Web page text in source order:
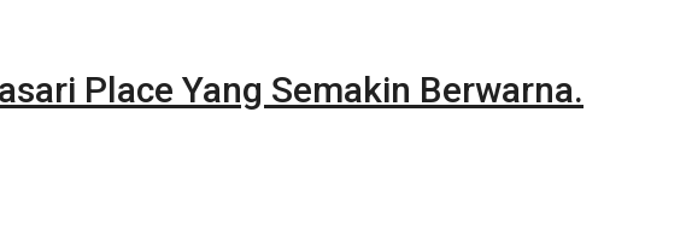
Place Yang Semakin Berwarna.